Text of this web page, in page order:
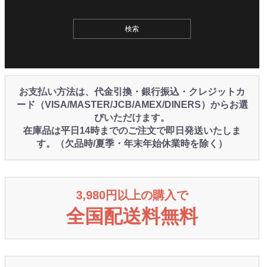
お支払い方法は、代金引換・銀行振込・クレジットカ
ード（VISA/MASTER/JCB/AMEX/DINERS）からお選
びいただけます。
在庫品は平日14時までのご注文で即日発送いたしま
す。（欠品時/夏季・年末年始休業時を除く）
3,980円以上の購入で
全国配送料無料